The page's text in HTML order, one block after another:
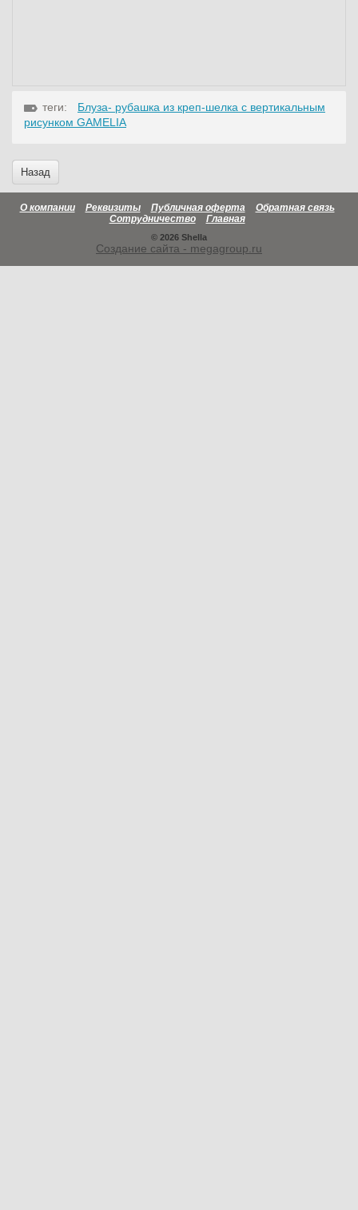
теги:
Блуза- рубашка из креп-шелка с вертикальным
рисунком GAMELIA
Назад
О компании Реквизиты Публичная оферта
Обратная связь
Сотрудничество
Главная
© 2026 Shella
Создание сайта - megagroup.ru